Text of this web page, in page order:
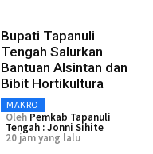
Bupati Tapanuli
Tengah Salurkan
Bantuan Alsintan dan
Bibit Hortikultura
MAKRO
Oleh Pemkab Tapanuli
Tengah : Jonni Sihite
20 jam yang lalu